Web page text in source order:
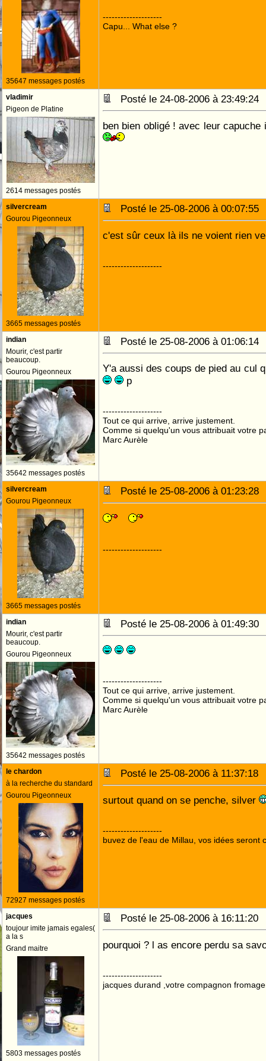
35647 messages postés
--------------------
Capu... What else ?
vladimir
Pigeon de Platine
2614 messages postés
Posté le 24-08-2006 à
ben bien obligé ! avec leur
silvercream
Gourou Pigeonneux
3665 messages postés
Posté le 25-08-2006 à
c'est sûr ceux là ils ne voient rien
--------------------
indian
Mourir, c'est partir
beaucoup.
Gourou Pigeonneux
35642 messages postés
Posté le 25-08-2006 à
Y'a aussi des coups de pied au cul
p
--------------------
Tout ce qui arrive, arrive justement.
Comme si quelqu'un vous attribuait votre
Marc Aurèle
silvercream
Gourou Pigeonneux
3665 messages postés
Posté le 25-08-2006 à
--------------------
indian
Mourir, c'est partir
beaucoup.
Gourou Pigeonneux
35642 messages postés
Posté le 25-08-2006 à
--------------------
Tout ce qui arrive, arrive justement.
Comme si quelqu'un vous attribuait votre
Marc Aurèle
le chardon
à la recherche du standard
Gourou Pigeonneux
72927 messages postés
Posté le 25-08-2006 à
surtout quand on se penche, silver
--------------------
buvez de l'eau de Millau, vos idées seront
jacques
toujour imite jamais egales(
a la s
Grand maitre
5803 messages postés
Posté le 25-08-2006 à
pourquoi ? l as encore perdu sa
--------------------
jacques durand ,votre compagnon